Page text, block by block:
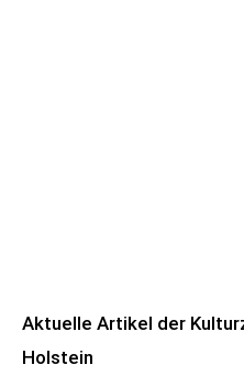
Aktuelle Artikel der
Holstein